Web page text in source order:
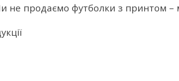
не продаємо футболки з принтом –